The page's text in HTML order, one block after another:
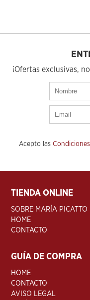
¡Ofertas exclusivas,
Acepto las
TIENDA ONLINE
SOBRE MARÍA PICATTO
HOME
CONTACTO
GUÍA DE COMPRA
HOME
CONTACTO
AVISO LEGAL